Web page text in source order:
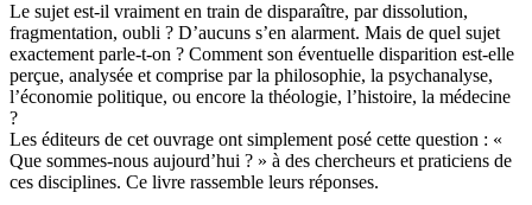
Le sujet est-il vraiment en train de disparaître, par dissolution,
fragmentation, oubli ? D’aucuns s’en alarment. Mais de quel sujet
exactement parle-t-on ? Comment son éventuelle disparition est-elle
perçue, analysée et comprise par la philosophie, la psychanalyse,
l’économie politique, ou encore la théologie, l’histoire, la médecine
?
Les éditeurs de cet ouvrage ont simplement posé cette question : «
Que sommes-nous aujourd’hui ? » à des chercheurs et praticiens de
ces disciplines. Ce livre rassemble leurs réponses.